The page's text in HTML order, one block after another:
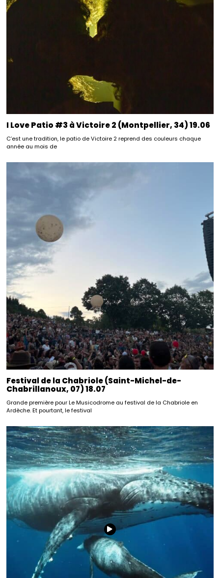
I Love Patio #3 à Victoire 2 (Montpellier, 34) 19.06
C’est une tradition, le patio de Victoire 2 reprend des couleurs chaque
année au mois de
Festival de la Chabriole (Saint-Michel-de-
Chabrillanoux, 07) 18.07
Grande première pour Le Musicodrome au festival de la Chabriole en
Ardèche. Et pourtant, le festival